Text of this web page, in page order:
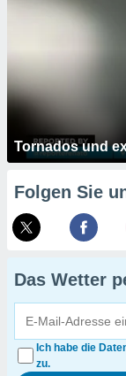
Tornados und
Folgen Sie
Das Wetter
Ich habe die
zu.